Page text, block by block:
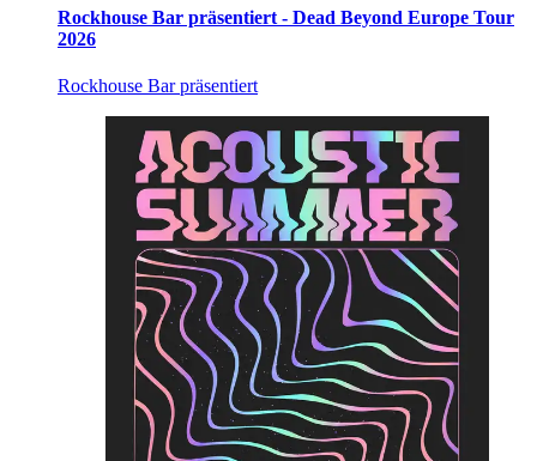
Rockhouse Bar präsentiert - Dead Beyond Europe Tour
2026
Rockhouse Bar präsentiert